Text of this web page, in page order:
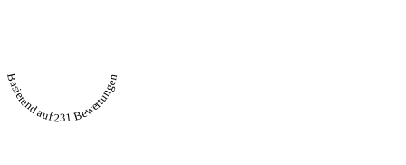
Basierend auf 231 Bewertungen